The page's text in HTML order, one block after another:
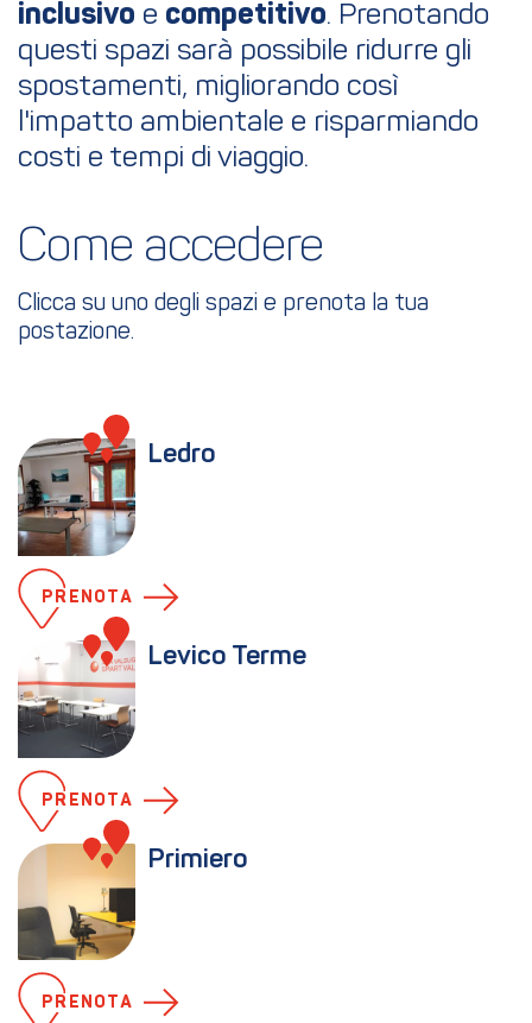
inclusivo e competitivo. Prenotando
questi spazi sarà possibile ridurre gli
spostamenti, migliorando così
l'impatto ambientale e risparmiando
costi e tempi di viaggio.
Come accedere
Clicca su uno degli spazi e prenota la tua
postazione.
Ledro
PRENOTA
Levico Terme
PRENOTA
Primiero
PRENOTA